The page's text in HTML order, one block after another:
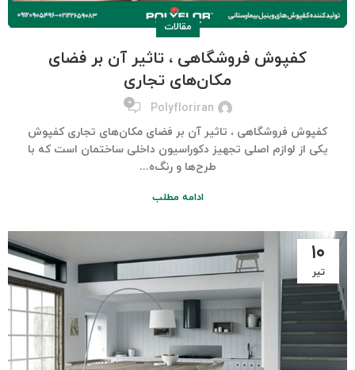
مقالات
کفپوش فروشگاهی ، تاثیر آن بر فضای
مکان‌های تجاری
Polyfloriran ۰
کفپوش فروشگاهی ، تاثیر آن بر فضای مکان‌های تجاری کفپوش
یکی از لوازم اصلی تجهیز دکوراسیون داخلی ساختمان است که با
طرح‌ها و رنگ‌ه...
ادامه مطلب
۱۰
تیر